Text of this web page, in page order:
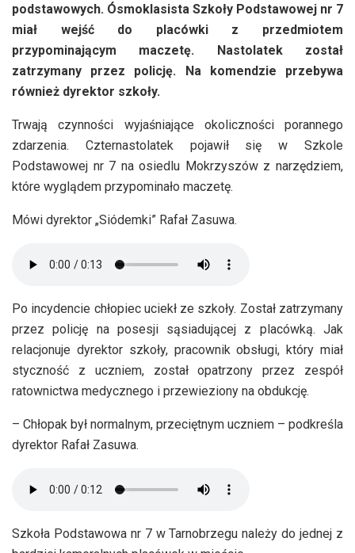
podstawowych. Ósmoklasista Szkoły Podstawowej nr 7
miał wejść do placówki z przedmiotem
przypominającym maczetę. Nastolatek został
zatrzymany przez policję. Na komendzie przebywa
również dyrektor szkoły.
Trwają czynności wyjaśniające okoliczności porannego
zdarzenia. Czternastolatek pojawił się w Szkole
Podstawowej nr 7 na osiedlu Mokrzyszów z narzędziem,
które wyglądem przypominało maczetę.
Mówi dyrektor „Siódemki” Rafał Zasuwa.
Po incydencie chłopiec uciekł ze szkoły. Został zatrzymany
przez policję na posesji sąsiadującej z placówką. Jak
relacjonuje dyrektor szkoły, pracownik obsługi, który miał
styczność z uczniem, został opatrzony przez zespół
ratownictwa medycznego i przewieziony na obdukcję.
– Chłopak był normalnym, przeciętnym uczniem – podkreśla
dyrektor Rafał Zasuwa.
Szkoła Podstawowa nr 7 w Tarnobrzegu należy do jednej z